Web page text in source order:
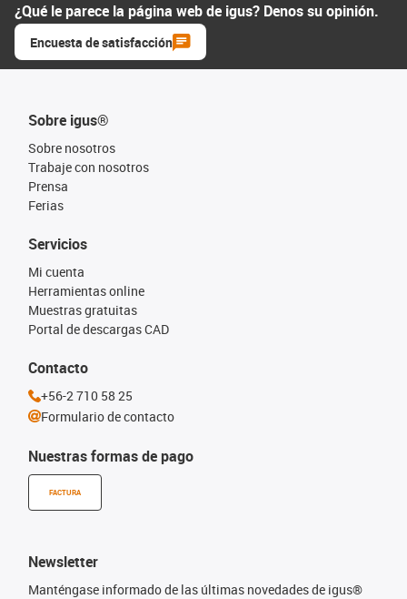
¿Qué le parece la página web de igus? Denos su opinión.
Encuesta de satisfacción
Sobre igus®
Sobre nosotros
Trabaje con nosotros
Prensa
Ferias
Nuestras formas de pago
FACTURA
Servicios
Mi cuenta
Herramientas online
Muestras gratuitas
Portal de descargas CAD
Newsletter
Manténgase informado de las últimas novedades de igus®
Contacto
+56-2 710 58 25
Formulario de contacto